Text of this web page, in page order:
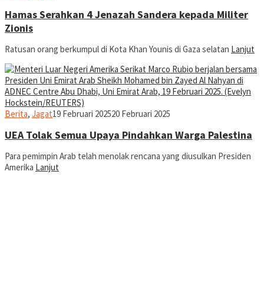
Hamas Serahkan 4 Jenazah Sandera kepada Militer
Zionis
Ratusan orang berkumpul di Kota Khan Younis di Gaza selatan Lanjut
Berita, Jagatjurnal
19 Februari 202520 Februari 2025
UEA Tolak Semua Upaya Pindahkan Warga Palestina
Para pemimpin Arab telah menolak rencana yang diusulkan Presiden
Amerika Lanjut